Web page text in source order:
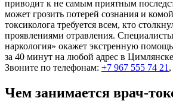
приводит к не самым приятным
может грозить потерей сознания и
токсиколога требуется всем, кто
проявлениями отравления.
наркология» окажет экстренную
за 40 минут на любой адрес в
Звоните по телефонам: +7 967 555 74 21 ,
Чем занимается врач-